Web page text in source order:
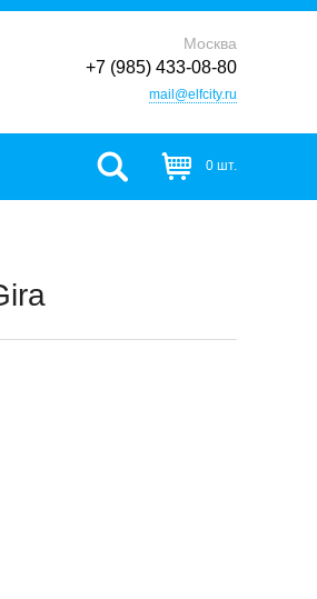
Москва
+7 (985) 433-08-80
mail@elfcity.ru
0 шт.